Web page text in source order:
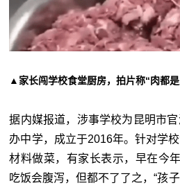
▲家长闯学校食堂厨房，拍片称“肉都
据内媒报道，涉事学校为昆明市
办中学，成立于2016年。针对学
材料做菜，有家长表示，早在今
吃饭会腹泻，但都不了了之，“孩